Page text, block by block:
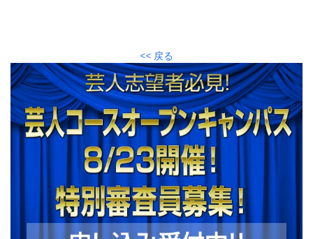
<< 戻る